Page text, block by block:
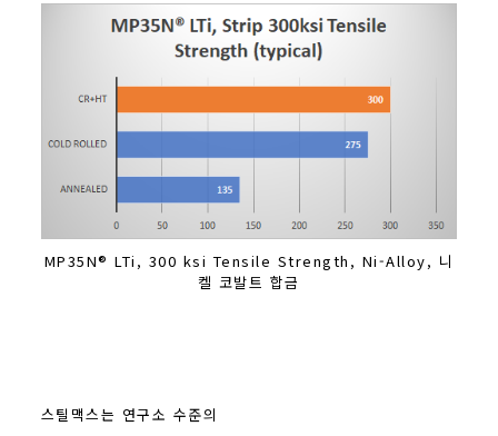
MP35N® LTi, 300 ksi Tensile Strength, Ni-Alloy, 니
켈 코발트 합금
스틸맥스는 연구소 수준의